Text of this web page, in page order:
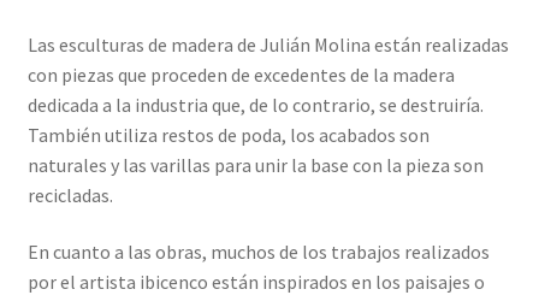
Las esculturas de madera de Julián Molina están realizadas
con piezas que proceden de excedentes de la madera
dedicada a la industria que, de lo contrario, se destruiría.
También utiliza restos de poda, los acabados son
naturales y las varillas para unir la base con la pieza son
recicladas.
En cuanto a las obras, muchos de los trabajos realizados
por el artista ibicenco están inspirados en los paisajes o